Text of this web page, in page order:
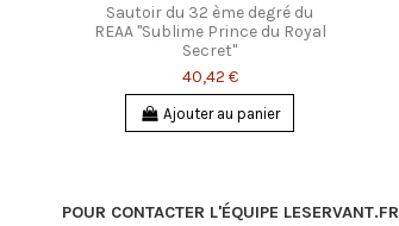
Sautoir du 32 ème degré du
REAA "Sublime Prince du Royal
Secret"
40,42 €
Ajouter au panier
POUR CONTACTER L'ÉQUIPE LESERVANT.FR